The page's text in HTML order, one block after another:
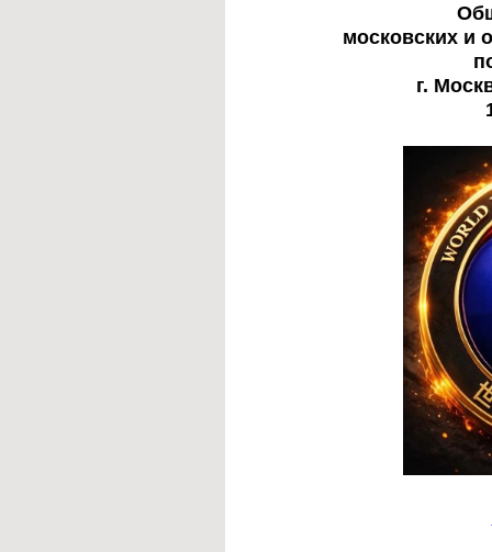
московских и
г.